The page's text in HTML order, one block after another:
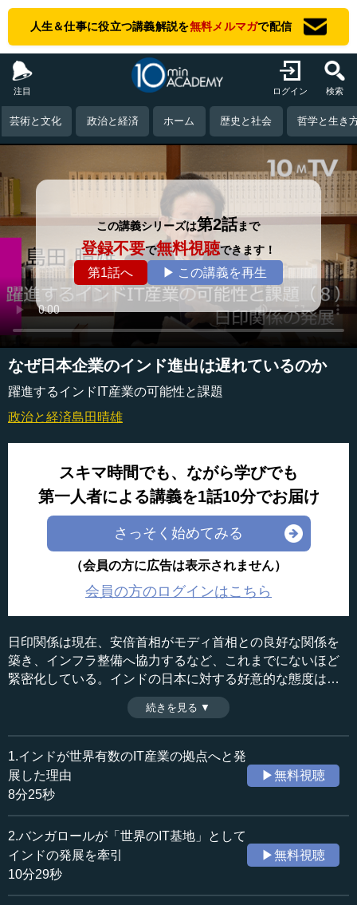
人生＆仕事に役立つ講義解説を無料メルマガで配信
注目 ログイン 検索
芸術と文化 政治と経済 ホーム 歴史と社会 哲学と生き
この講義シリーズは第2話まで
登録不要で無料視聴できます！
第1話へ ▶ この講義を再生
なぜ日本企業のインド進出は遅れているのか
躍進するインドIT産業の可能性と課題
政治と経済島田晴雄
スキマ時間でも、ながら学びでも
第一人者による講義を1話10分でお届け
さっそく始めてみる
（会員の方に広告は表示されません）
会員の方のログインはこちら
日印関係は現在、安倍首相がモディ首相との良好な関係を
築き、インフラ整備へ協力するなど、これまでにないほど
緊密化している。インドの日本に対する好意的な態度は第2
次大戦の時から顕著だが、日本企業のインド進出は、中国
進出に比べて圧倒的に低い水準にとどまっている。その要
因として挙げられるのが、インド社会や歴史に対する理解
不足だ。大きな可能性を秘めたインドとの関係を今後ます
ます発展させていくためにも、インドについてもっと学ぶ
必要がある。（全8話中第8話）
収録日：2020年4月7日
追加日：2020年7月24日
カテゴリー：
国際
アジア・オセアニア
●戦後から日本に対して友好的だったインド
それでは最後に、日本とインドの関係についてお話しし
続きを見る ▼
1.インドが世界有数のIT産業の拠点へと発
展した理由
8分25秒
▶無料視聴
2.バンガロールが「世界のIT基地」として
インドの発展を牽引
10分29秒
▶無料視聴